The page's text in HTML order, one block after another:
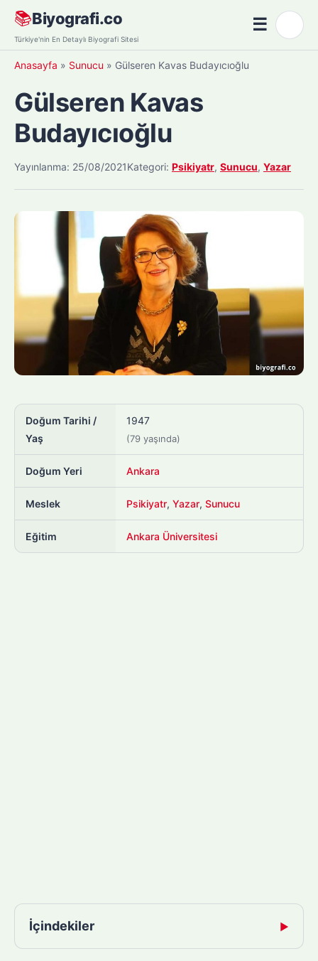
Skip
content
📚Biyografi.co
Türkiye'nin En Detaylı Biyografi Sitesi
☰Menü
Anasayfa » Sunucu » Gülseren Kavas Budayıcıoğlu
Gülseren Kavas
Budayıcıoğlu
Yayınlanma: 25/08/2021Kategori: Psikiyatr, Sunucu, Yazar
Doğum Tarihi /
Yaş
1947
(79 yaşında)
Doğum Yeri Ankara
Meslek Psikiyatr, Yazar, Sunucu
Eğitim Ankara Üniversitesi
İçindekiler ▶